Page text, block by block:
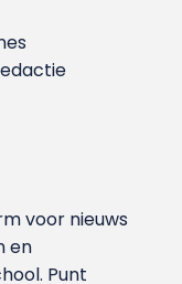
voor nieuws
en
Punt